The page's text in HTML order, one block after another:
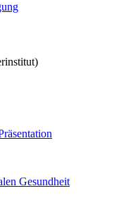
Gesundheit